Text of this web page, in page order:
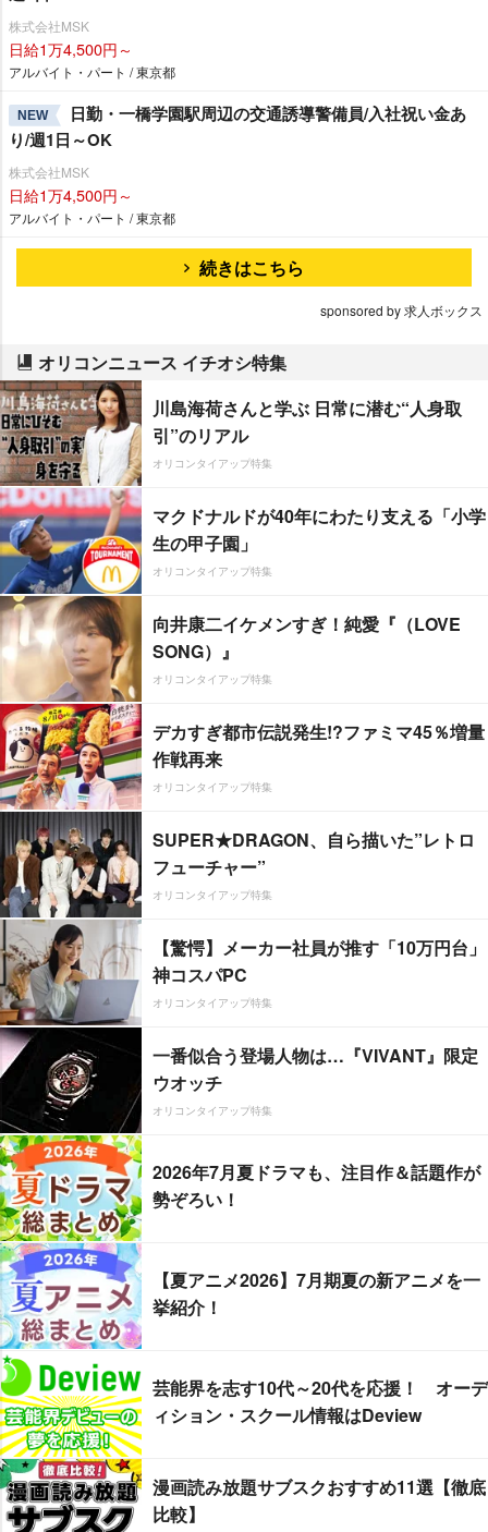
株式会社MSK
日給1万4,500円～
アルバイト・パート / 東京都
NEW
日勤・一橋学園駅周辺の交通誘導警備員/入社祝い金あ
り/週1日～OK
株式会社MSK
日給1万4,500円～
アルバイト・パート / 東京都
続きはこちら
sponsored by 求人ボックス
オリコンニュース イチオシ特集
川島海荷さんと学ぶ 日常に潜む“人身取
引”のリアル
オリコンタイアップ特集
マクドナルドが40年にわたり支える「小学
生の甲子園」
オリコンタイアップ特集
向井康二イケメンすぎ！純愛『（LOVE
SONG）』
オリコンタイアップ特集
デカすぎ都市伝説発生!?ファミマ45％増量
作戦再来
オリコンタイアップ特集
SUPER★DRAGON、自ら描いた”レトロ
フューチャー”
オリコンタイアップ特集
【驚愕】メーカー社員が推す「10万円台」
神コスパPC
オリコンタイアップ特集
一番似合う登場人物は…『VIVANT』限定
ウオッチ
オリコンタイアップ特集
2026年7月夏ドラマも、注目作＆話題作が
勢ぞろい！
【夏アニメ2026】7月期夏の新アニメを一
挙紹介！
芸能界を志す10代～20代を応援！ オーデ
ィション・スクール情報はDeview
漫画読み放題サブスクおすすめ11選【徹底
比較】